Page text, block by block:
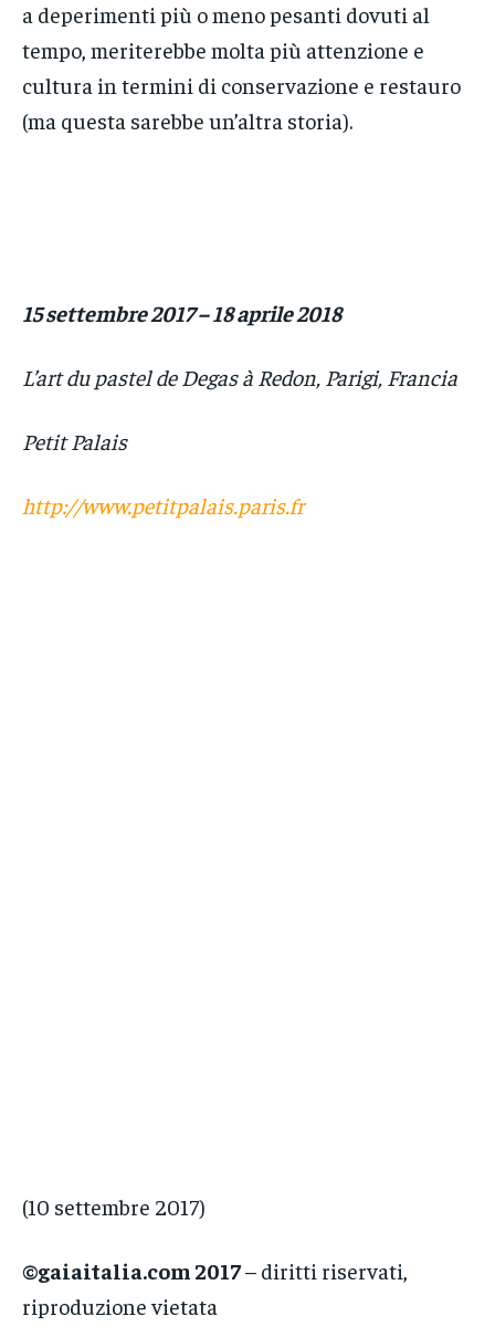
a deperimenti più o meno pesanti dovuti al
tempo, meriterebbe molta più attenzione e
cultura in termini di conservazione e restauro
(ma questa sarebbe un’altra storia).
15 settembre 2017 – 18 aprile 2018
L’art du pastel de Degas à Redon, Parigi, Francia
Petit Palais
http://www.petitpalais.paris.fr
(10 settembre 2017)
©gaiaitalia.com 2017– diritti riservati,
riproduzione vietata